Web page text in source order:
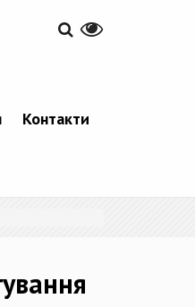
Контакти